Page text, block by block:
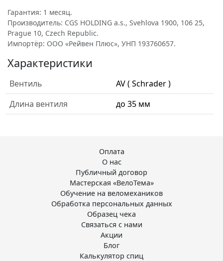
Гарантия: 1 месяц.
Производитель: CGS HOLDING a.s., Svehlova 1900, 106 25,
Prague 10, Czech Republic.
Импортёр: ООО «Рейвен Плюс», УНП 193760657.
Характеристики
Вентиль
AV ( Schrader )
Длина вентиля
до 35 мм
Оплата
О нас
Публичный договор
Мастерская «ВелоТема»
Обучение на веломехаников
Обработка персональных данных
Образец чека
Связаться с нами
Акции
Блог
Калькулятор спиц